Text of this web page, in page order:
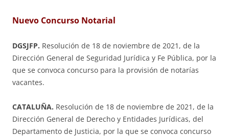
Nuevo Concurso Notarial
DGSJFP. Resolución de 18 de noviembre de 2021, de la
Dirección General de Seguridad Jurídica y Fe Pública, por la
que se convoca concurso para la provisión de notarías
vacantes.
CATALUÑA. Resolución de 18 de noviembre de 2021, de la
Dirección General de Derecho y Entidades Jurídicas, del
Departamento de Justicia, por la que se convoca concurso